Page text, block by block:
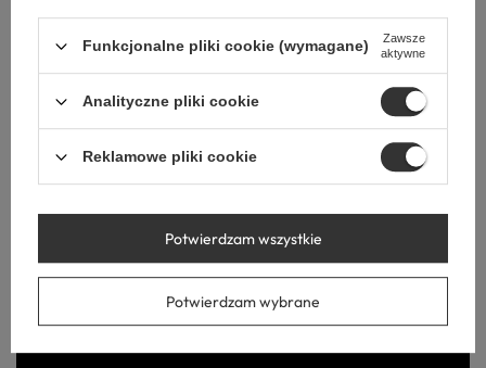
Odkryj system Wall-Box, który łączy porządek, nowoczesne
technologie i wyjątkową jakość wykonania. Dzięki
modułowej budowie, odporności na wilgoć i dopasowanej
kolorystyce, Wall-Box nie tylko porządkuje przestrzeń
prysznica, ale także podnosi estetykę całej łazienki.
Zabuduj, wyrównaj, zapomnij o chaosie.
Funkcjonalne pliki cookie (wymagane)
Zawsze
aktywne
Analityczne pliki cookie
Reklamowe pliki cookie
Potwierdzam wybrane
Potwierdzam wszystkie